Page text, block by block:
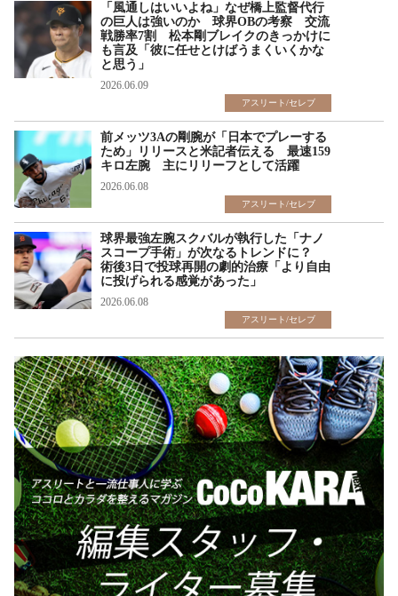
「風通しはいいよね」なぜ橋上監督代行
の巨人は強いのか 球界OBの考察 交流
戦勝率7割 松本剛ブレイクのきっかけに
も言及「彼に任せとけばうまくいくかな
と思う」
2026.06.09
アスリート/セレブ
前メッツ3Aの剛腕が「日本でプレーする
ため」リリースと米記者伝える 最速159
キロ左腕 主にリリーフとして活躍
2026.06.08
アスリート/セレブ
球界最強左腕スクバルが執行した「ナノ
スコープ手術」が次なるトレンドに？
術後3日で投球再開の劇的治療「より自由
に投げられる感覚があった」
2026.06.08
アスリート/セレブ